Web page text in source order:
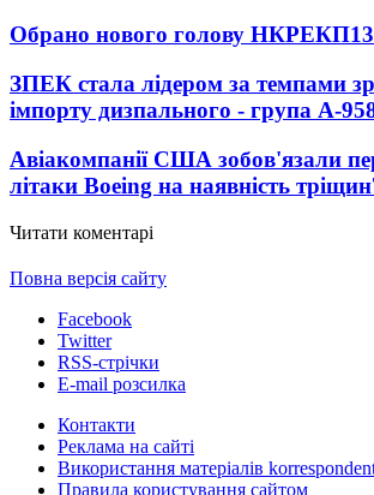
Обрано нового голову НКРЕКП
ЗПЕК стала лідером за темпами
імпорту дизпального - група А-95
Авіакомпанії США зобов'язали
літаки Boeing на наявність тріщин
Читати коментарі
Повна версія сайту
Facebook
Twitter
RSS-стрічки
E-mail розсилка
Контакти
Реклама на сайті
Використання матеріалів
Правила користування сайтом